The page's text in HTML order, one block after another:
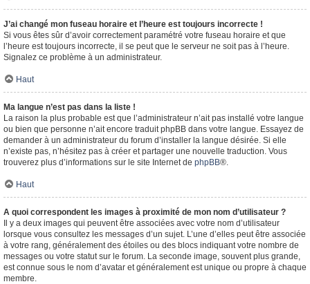
J’ai changé mon fuseau horaire et l’heure est toujours incorrecte !
Si vous êtes sûr d’avoir correctement paramétré votre fuseau horaire et que
l’heure est toujours incorrecte, il se peut que le serveur ne soit pas à l’heure.
Signalez ce problème à un administrateur.
Haut
Ma langue n’est pas dans la liste !
La raison la plus probable est que l’administrateur n’ait pas installé votre langue
ou bien que personne n’ait encore traduit phpBB dans votre langue. Essayez de
demander à un administrateur du forum d’installer la langue désirée. Si elle
n’existe pas, n’hésitez pas à créer et partager une nouvelle traduction. Vous
trouverez plus d’informations sur le site Internet de phpBB®.
Haut
A quoi correspondent les images à proximité de mon nom d’utilisateur ?
Il y a deux images qui peuvent être associées avec votre nom d’utilisateur
lorsque vous consultez les messages d’un sujet. L’une d’elles peut être associée
à votre rang, généralement des étoiles ou des blocs indiquant votre nombre de
messages ou votre statut sur le forum. La seconde image, souvent plus grande,
est connue sous le nom d’avatar et généralement est unique ou propre à chaque
membre.